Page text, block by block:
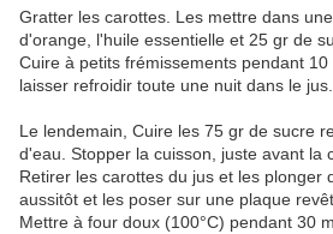
Gratter les carottes. Les mettre dans
d'orange, l'huile essentielle et 25 gr de
Cuire à petits frémissements pendant
laisser refroidir toute une nuit dans le jus.
Le lendemain, Cuire les 75 gr de sucre
d'eau. Stopper la cuisson, juste avant la
Retirer les carottes du jus et les plonger
aussitôt et les poser sur une plaque
Mettre à four doux (100°C) pendant 30